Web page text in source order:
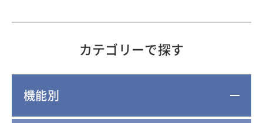
カテゴリーで探す
機能別